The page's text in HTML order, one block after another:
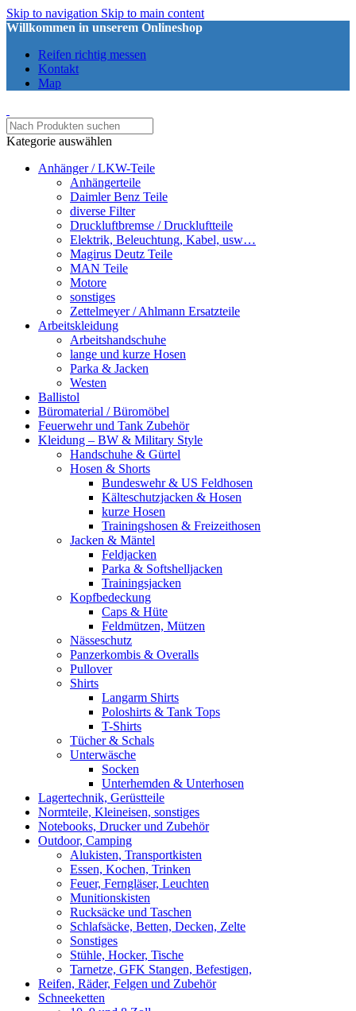
Skip to navigation Skip to main content
Willkommen in unserem Onlineshop
Reifen richtig messen
Kontakt
Map
Kategorie auswählen
Anhänger / LKW-Teile
Anhängerteile
Daimler Benz Teile
diverse Filter
Druckluftbremse / Druckluftteile
Elektrik, Beleuchtung, Kabel, usw…
Magirus Deutz Teile
MAN Teile
Motore
sonstiges
Zettelmeyer / Ahlmann Ersatzteile
Arbeitskleidung
Arbeitshandschuhe
lange und kurze Hosen
Parka & Jacken
Westen
Ballistol
Büromaterial / Büromöbel
Feuerwehr und Tank Zubehör
Kleidung – BW & Military Style
Handschuhe & Gürtel
Hosen & Shorts
Bundeswehr & US Feldhosen
Kälteschutzjacken & Hosen
kurze Hosen
Trainingshosen & Freizeithosen
Jacken & Mäntel
Feldjacken
Parka & Softshelljacken
Trainingsjacken
Kopfbedeckung
Caps & Hüte
Feldmützen, Mützen
Nässeschutz
Panzerkombis & Overalls
Pullover
Shirts
Langarm Shirts
Poloshirts & Tank Tops
T-Shirts
Tücher & Schals
Unterwäsche
Socken
Unterhemden & Unterhosen
Lagertechnik, Gerüstteile
Normteile, Kleineisen, sonstiges
Notebooks, Drucker und Zubehör
Outdoor, Camping
Alukisten, Transportkisten
Essen, Kochen, Trinken
Feuer, Ferngläser, Leuchten
Munitionskisten
Rucksäcke und Taschen
Schlafsäcke, Betten, Decken, Zelte
Sonstiges
Stühle, Hocker, Tische
Tarnetze, GFK Stangen, Befestigen,
Reifen, Räder, Felgen und Zubehör
Schneeketten